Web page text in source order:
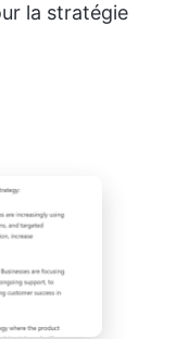
la stratégie